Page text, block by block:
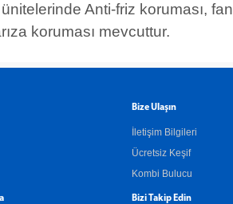
Anti-friz koruması, fan
koruması mevcuttur.
Bize Ulaşın
İletişim Bilgileri
Ücretsiz Keşif
Kombi Bulucu
Bizi Takip Edin